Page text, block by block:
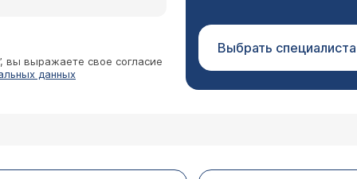
вы выражаете свое согласие
данных
Выбрать специалиста